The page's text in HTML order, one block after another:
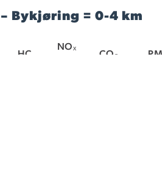
Bykjøring = 0-4 km
HC
NOₓ
CO₂
PM